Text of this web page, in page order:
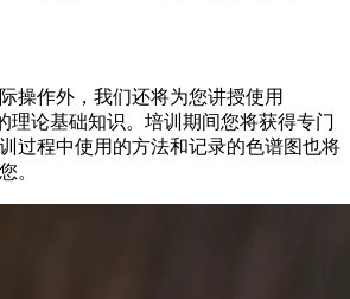
操作外，我们还将为您讲授使用
理论基础知识。培训期间您将获得专门
过程中使用的方法和记录的色谱图也将
。